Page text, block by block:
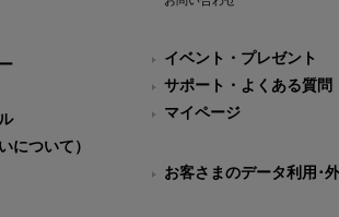
について）
イベント・プレゼント
サポート・よくある質問
マイページ
お客さまのデータ利用･